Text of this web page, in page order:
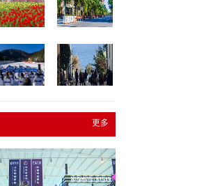
更多